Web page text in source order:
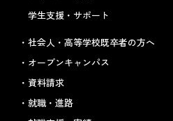
学生支援・サポート
社会人・高等学校既卒者の方へ
オープンキャンパス
資料請求
就職・進路